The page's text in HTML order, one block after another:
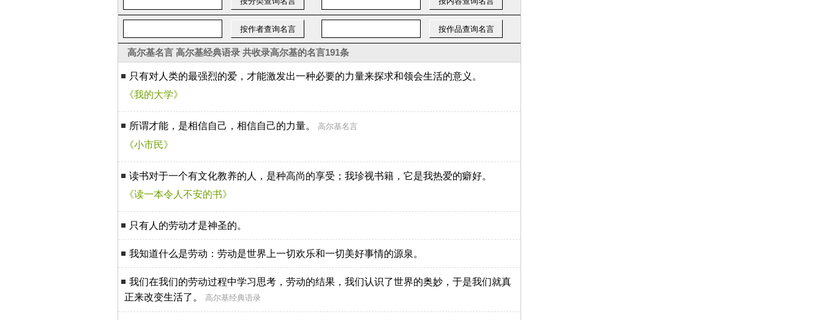
高尔基名言 高尔基经典语录 共收录高尔基的名言191条
只有对人类的最强烈的爱，才能激发出一种必要的力量来探求和领会生活的意义。
《我的大学》
所谓才能，是相信自己，相信自己的力量。 高尔基名言
《小市民》
读书对于一个有文化教养的人，是种高尚的享受；我珍视书籍，它是我热爱的癖好。
《读一本令人不安的书》
只有人的劳动才是神圣的。
我知道什么是劳动：劳动是世界上一切欢乐和一切美好事情的源泉。
我们在我们的劳动过程中学习思考，劳动的结果，我们认识了世界的奥妙，于是我们就真
正来改变生活了。 高尔基经典语录